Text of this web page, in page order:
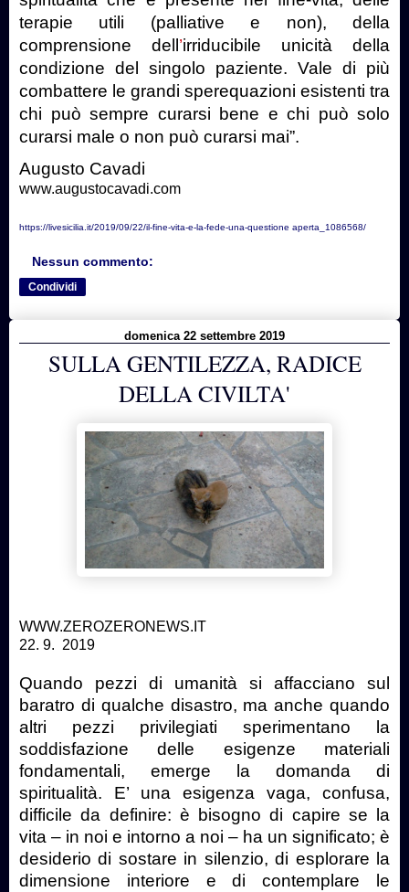
terapie utili (palliative e non), della
comprensione dell’irriducibile unicità della
condizione del singolo paziente. Vale di più
combattere le grandi sperequazioni esistenti tra
chi può sempre curarsi bene e chi può solo
curarsi male o non può curarsi mai”.
Augusto Cavadi
www.augustocavadi.com
https://livesicilia.it/2019/09/22/il-fine-vita-e-la-fede-una-questione aperta_1086568/
Nessun commento:
Condividi
domenica 22 settembre 2019
SULLA GENTILEZZA, RADICE
DELLA CIVILTA'
WWW.ZEROZERONEWS.IT
22. 9. 2019
Quando pezzi di umanità si affacciano sul
baratro di qualche disastro, ma anche quando
altri pezzi privilegiati sperimentano la
soddisfazione delle esigenze materiali
fondamentali, emerge la domanda di
spiritualità. E’ una esigenza vaga, confusa,
difficile da definire: è bisogno di capire se la
vita – in noi e intorno a noi – ha un significato; è
desiderio di sostare in silenzio, di esplorare la
dimensione interiore e di contemplare le